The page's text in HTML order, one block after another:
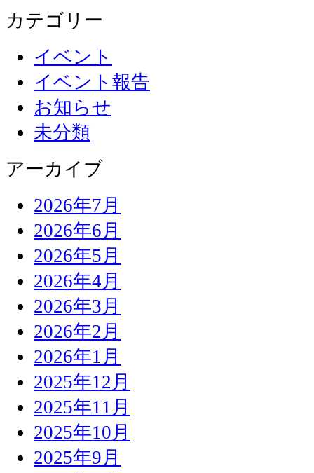
カテゴリー
イベント
イベント報告
お知らせ
未分類
アーカイブ
2026年7月
2026年6月
2026年5月
2026年4月
2026年3月
2026年2月
2026年1月
2025年12月
2025年11月
2025年10月
2025年9月